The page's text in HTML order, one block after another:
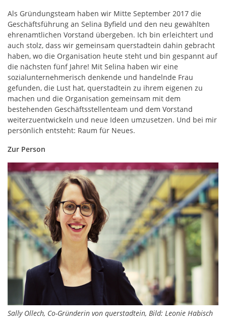
Als Gründungsteam haben wir Mitte September 2017 die
Geschäftsführung an Selina Byfield und den neu gewählten
ehrenamtlichen Vorstand übergeben. Ich bin erleichtert und
auch stolz, dass wir gemeinsam querstadtein dahin gebracht
haben, wo die Organisation heute steht und bin gespannt auf
die nächsten fünf Jahre! Mit Selina haben wir eine
sozialunternehmerisch denkende und handelnde Frau
gefunden, die Lust hat, querstadtein zu ihrem eigenen zu
machen und die Organisation gemeinsam mit dem
bestehenden Geschäftsstellenteam und dem Vorstand
weiterzuentwickeln und neue Ideen umzusetzen. Und bei mir
persönlich entsteht: Raum für Neues.
Zur Person
Sally Ollech, Co-Gründerin von querstadtein, Bild: Leonie Habisch